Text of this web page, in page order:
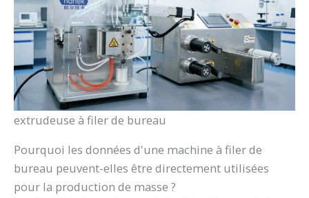
extrudeuse à filer de bureau
Pourquoi les données d'une machine à filer de
bureau peuvent-elles être directement utilisées
pour la production de masse ?